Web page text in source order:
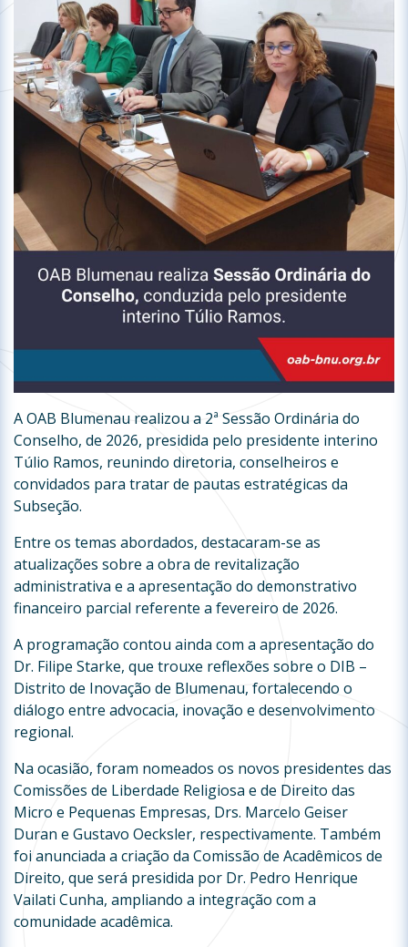
A OAB Blumenau realizou a 2ª Sessão Ordinária do
Conselho, de 2026, presidida pelo presidente interino
Túlio Ramos, reunindo diretoria, conselheiros e
convidados para tratar de pautas estratégicas da
Subseção.
Entre os temas abordados, destacaram-se as
atualizações sobre a obra de revitalização
administrativa e a apresentação do demonstrativo
financeiro parcial referente a fevereiro de 2026.
A programação contou ainda com a apresentação do
Dr. Filipe Starke, que trouxe reflexões sobre o DIB –
Distrito de Inovação de Blumenau, fortalecendo o
diálogo entre advocacia, inovação e desenvolvimento
regional.
Na ocasião, foram nomeados os novos presidentes das
Comissões de Liberdade Religiosa e de Direito das
Micro e Pequenas Empresas, Drs. Marcelo Geiser
Duran e Gustavo Oecksler, respectivamente. Também
foi anunciada a criação da Comissão de Acadêmicos de
Direito, que será presidida por Dr. Pedro Henrique
Vailati Cunha, ampliando a integração com a
comunidade acadêmica.